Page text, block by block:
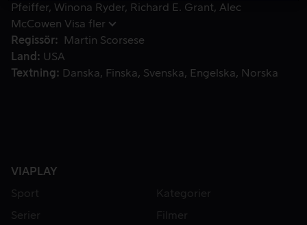
Pfeiffer Winona Ryder Richard E. Grant
Alec
McCowen Visa fler
Regissör
Martin Scorsese
Land
USA
Textning
Danska Finska Svenska Engelska Norska
VIAPLAY
Sport
Kategorier
Serier
Filmer